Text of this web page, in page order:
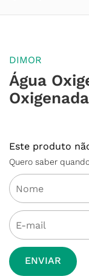
DIMOR
Água
Este produto
Quero saber
ENVIAR